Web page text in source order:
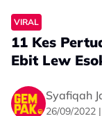
VIRAL
11 Kes
Ebit Lew
Syafiqah
26/09/2022